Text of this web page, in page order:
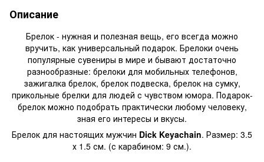
Описание
Брелок - нужная и полезная вещь, его всегда можно
вручить, как универсальный подарок. Брелоки очень
популярные сувениры в мире и бывают достаточно
разнообразные: брелоки для мобильных телефонов,
зажигалка брелок, брелок подвеска, брелок на сумку,
прикольные брелки для людей с чувством юмора. Подарок-
брелок можно подобрать практически любому человеку,
зная его интересы и вкусы.
Брелок для настоящих мужчин Dick Keyachain. Размер: 3.5
х 1.5 см. (с карабином: 9 см.).